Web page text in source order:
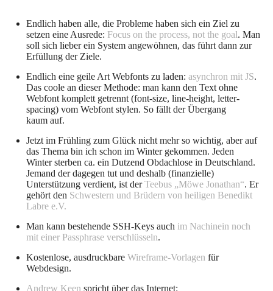
Endlich haben alle, die Probleme haben sich ein Ziel zu
setzen eine Ausrede: Focus on the process, not the goal. Man
soll sich lieber ein System angewöhnen, das führt dann zur
Erfüllung der Ziele.
Endlich eine geile Art Webfonts zu laden: asynchron mit JS.
Das coole an dieser Methode: man kann den Text ohne
Webfont komplett getrennt (font-size, line-height, letter-
spacing) vom Webfont stylen. So fällt der Übergang
kaum auf.
Jetzt im Frühling zum Glück nicht mehr so wichtig, aber auf
das Thema bin ich schon im Winter gekommen. Jeden
Winter sterben ca. ein Dutzend Obdachlose in Deutschland.
Jemand der dagegen tut und deshalb (finanzielle)
Unterstützung verdient, ist derTeebus „Möwe Jonathan“. Er
gehört den Schwestern und Brüdern von heiligen Benedikt
Labre e.V.
Man kann bestehende SSH-Keys auch im Nachinein noch
mit einer Passphrase verschlüsseln.
Kostenlose, ausdruckbare Wireframe-Vorlagen für
Webdesign.
Andrew Keen spricht über das Internet: